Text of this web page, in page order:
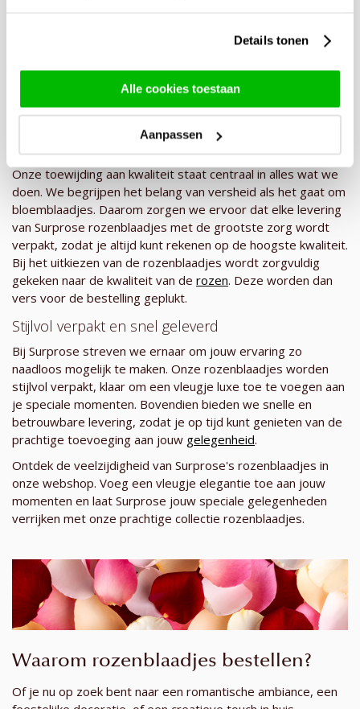
Details tonen
Alle cookies toestaan
Aanpassen
Versheid gegarandeerd
Onze toewijding aan kwaliteit staat centraal in alles wat we
doen. We begrijpen het belang van versheid als het gaat om
bloemblaadjes. Daarom zorgen we ervoor dat elke levering
van Surprose rozenblaadjes met de grootste zorg wordt
verpakt, zodat je altijd kunt rekenen op de hoogste kwaliteit.
Bij het uitkiezen van de rozenblaadjes wordt zorgvuldig
gekeken naar de kwaliteit van de rozen. Deze worden dan
vers voor de bestelling geplukt.
Stijlvol verpakt en snel geleverd
Bij Surprose streven we ernaar om jouw ervaring zo
naadloos mogelijk te maken. Onze rozenblaadjes worden
stijlvol verpakt, klaar om een vleugje luxe toe te voegen aan
je speciale momenten. Bovendien bieden we snelle en
betrouwbare levering, zodat je op tijd kunt genieten van de
prachtige toevoeging aan jouw gelegenheid.
Ontdek de veelzijdigheid van Surprose's rozenblaadjes in
onze webshop. Voeg een vleugje elegantie toe aan jouw
momenten en laat Surprose jouw speciale gelegenheden
verrijken met onze prachtige collectie rozenblaadjes.
Waarom rozenblaadjes bestellen?
Of je nu op zoek bent naar een romantische ambiance, een